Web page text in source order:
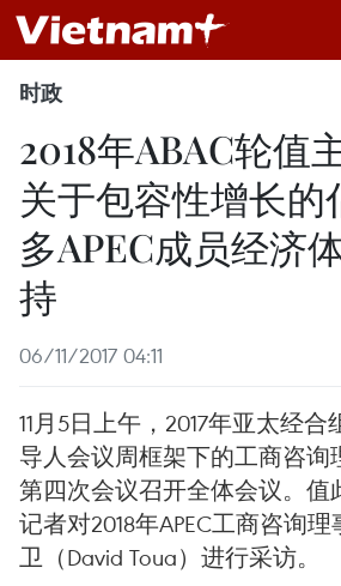
时政
2018年ABAC轮值
关于包容性增长的
多APEC成员经济
持
06/11/2017 04:11
11月5日上午，2017年亚太经合
导人会议周框架下的工商咨询
第四次会议召开全体会议。值
记者对2018年APEC工商咨询
卫（David Toua）进行采访。